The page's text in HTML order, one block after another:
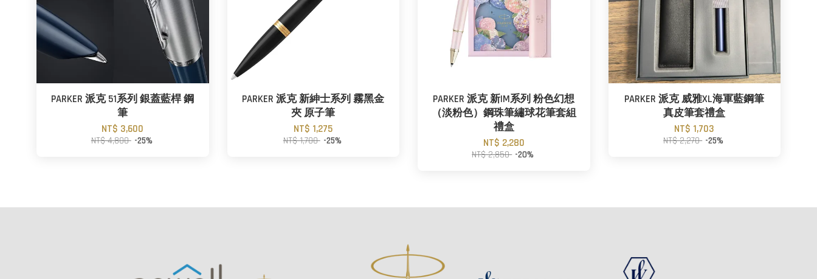
PARKER 派克 51系列 銀蓋藍桿 鋼
筆
NT$ 3,600
NT$ 4,800 -25%
PARKER 派克 新紳士系列 霧黑金
夾 原子筆
NT$ 1,275
NT$ 1,700 -25%
PARKER 派克 新IM系列 粉色幻想
（淡粉色）鋼珠筆繡球花筆套組
禮盒
NT$ 2,280
NT$ 2,850 -20%
PARKER 派克 威雅XL海軍藍鋼筆
真皮筆套禮盒
NT$ 1,703
NT$ 2,270 -25%